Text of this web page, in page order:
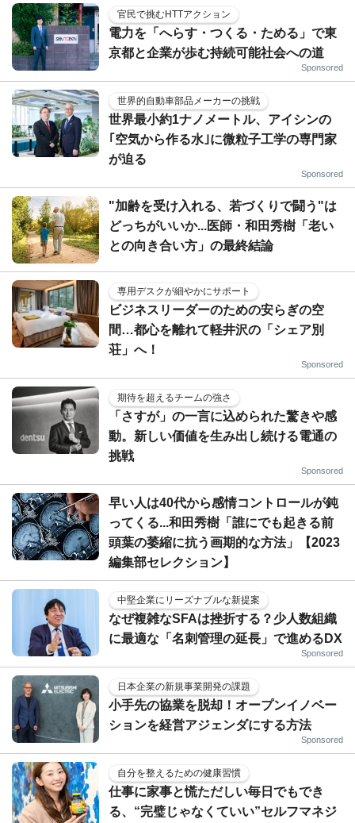
官民で挑むHTTアクション
電力を「へらす・つくる・ためる」で東
京都と企業が歩む持続可能社会への道
Sponsored
世界的自動車部品メーカーの挑戦
世界最小約1ナノメートル、アイシンの
｢空気から作る水｣に微粒子工学の専門家
が迫る
Sponsored
"加齢を受け入れる、若づくりで闘う"は
どっちがいいか...医師・和田秀樹「老い
との向き合い方」の最終結論
専用デスクが細やかにサポート
ビジネスリーダーのための安らぎの空
間…都心を離れて軽井沢の「シェア別
荘」へ！
Sponsored
期待を超えるチームの強さ
「さすが」の一言に込められた驚きや感
動。新しい価値を生み出し続ける電通の
挑戦
Sponsored
早い人は40代から感情コントロールが鈍
ってくる...和田秀樹「誰にでも起きる前
頭葉の萎縮に抗う画期的な方法」【2023
編集部セレクション】
中堅企業にリーズナブルな新提案
なぜ複雑なSFAは挫折する？少人数組織
に最適な「名刺管理の延長」で進めるDX
Sponsored
日本企業の新規事業開発の課題
小手先の協業を脱却！オープンイノベー
ションを経営アジェンダにする方法
Sponsored
自分を整えるための健康習慣
仕事に家事と慌ただしい毎日でもでき
る、“完璧じゃなくていい”セルフマネジ